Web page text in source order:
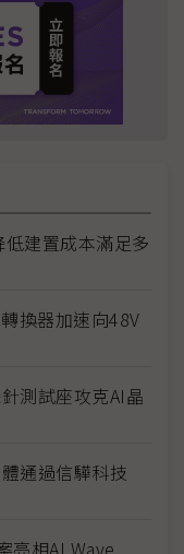
建置成本滿足多
換器加速向48V
測試座攻克AI晶
通過信驊科技